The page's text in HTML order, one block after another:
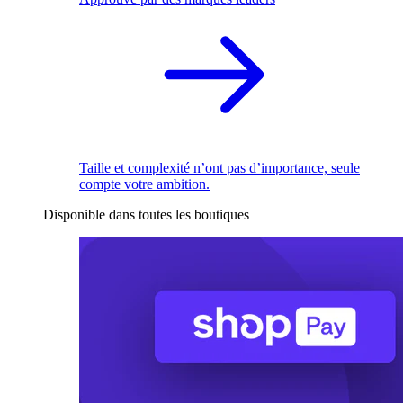
Taille et complexité n’ont pas d’importance, seule
compte votre ambition.
Disponible dans toutes les boutiques